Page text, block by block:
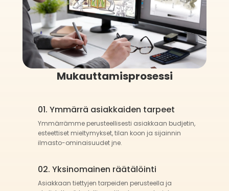
Mukauttamisprosessi
01. Ymmärrä asiakkaiden tarpeet
Ymmärrämme perusteellisesti asiakkaan budjetin,
esteettiset mieltymykset, tilan koon ja sijainnin
ilmasto-ominaisuudet jne.
02. Yksinomainen räätälöinti
Asiakkaan tiettyjen tarpeiden perusteella ja